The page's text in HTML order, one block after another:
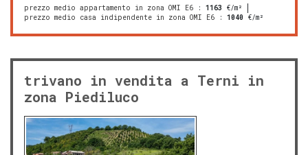
prezzo medio appartamento in zona OMI E6 : 1163 €/m²
prezzo medio casa indipendente in zona OMI E6 : 1040 €/m²
trivano in vendita a Terni in
zona Piediluco